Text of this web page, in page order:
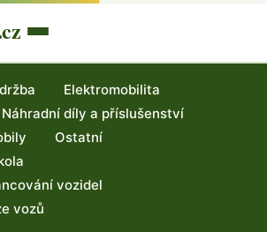
Elektromobilita
Náhradní díly a příslušenství
Ostatní
vozidel
vozů